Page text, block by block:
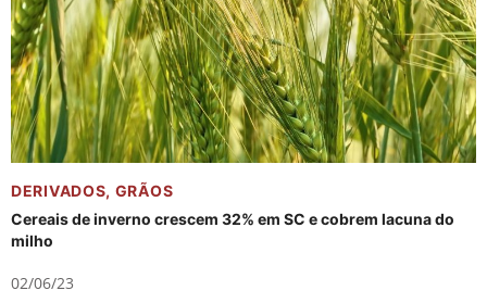
DERIVADOS, GRÃOS
Cereais de inverno crescem 32% em SC e cobrem lacuna do
milho
02/06/23